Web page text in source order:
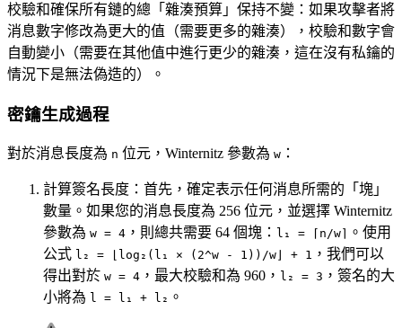
校驗和確保所有鏈的總「雜湊預算」保持不變：如果攻擊者將
消息數字修改為更大的值（需要更多的雜湊），校驗和數字會
自動變小（需要在其他值中進行更少的雜湊，這在沒有私鑰的
情況下是無法偽造的）。
密鑰生成過程
對於消息長度為 n 位元，Winternitz 參數為 w ：
計算簽名長度：首先，確定表示任何消息所需的「塊」
數量。如果您的消息長度為 256 位元，並選擇 Winternitz
參數為 w = 4 ，則總共需要 64 個塊： l₁ = ⌈n/w⌉ 。使用
公式 l₂ = ⌊log₂(l₁ × (2^w - 1))/w⌋ + 1 ，我們可以
得出對於 w = 4 ，最大校驗和為 960， l₂ = 3 ，簽名的大
小將為 l = l₁ + l₂ 。